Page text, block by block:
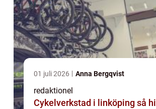
01 juli 2026 Anna Bergqvist
redaktionel
Cykelverkstad i linköping så hittar du